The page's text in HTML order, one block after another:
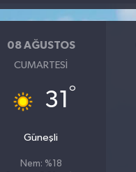
08 AĞUSTOS
CUMARTESI
31 °
Güneşli
Nem: %18